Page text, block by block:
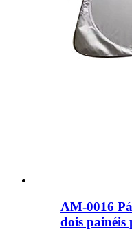
AM-0016
dois painéis